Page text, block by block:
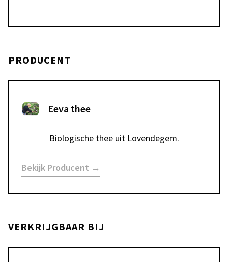
PRODUCENT
Eeva thee
Biologische thee uit Lovendegem.
Bekijk Producent →
VERKRIJGBAAR BIJ